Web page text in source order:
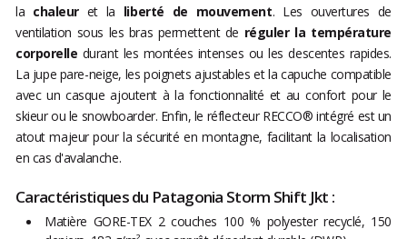
la chaleuret la liberté de mouvement. Les ouvertures de
ventilation sous les bras permettent de réguler la température
corporelle durant les montées intenses ou les descentes rapides.
La jupe pare-neige, les poignets ajustables et la capuche compatible
avec un casque ajoutent à la fonctionnalité et au confort pour le
skieur ou le snowboarder. Enfin, le réflecteur RECCO® intégré est un
atout majeur pour la sécurité en montagne, facilitant la localisation
en cas d'avalanche.
Caractéristiques du Patagonia Storm Shift Jkt :
Matière GORE-TEX 2 couches 100 % polyester recyclé, 150